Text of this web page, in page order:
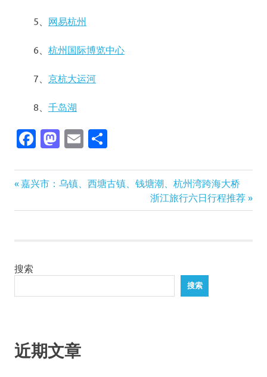
5、 网易杭州
6、 杭州国际博览中心
7、 京杭大运河
8、 千岛湖
Facebook
Mastodon
Email
文
章
航
Previous
嘉兴市：乌镇、西塘古镇、钱塘潮、杭州湾跨海大桥
Next
Post:
浙江旅行六日行程推荐
搜索
搜索
近期文章